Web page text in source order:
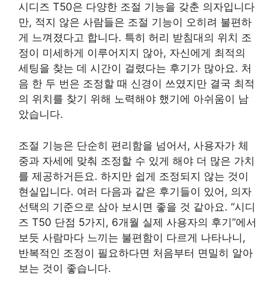
시디즈 T50은 다양한 조절 기능을 갖춘 의자입니다
만, 적지 않은 사람들은 조절 기능이 오히려 불편하
게 느껴졌다고 합니다. 특히 허리 받침대의 위치 조
정이 미세하게 이루어지지 않아, 자신에게 최적의
세팅을 찾는 데 시간이 걸렸다는 후기가 많아요. 처
음 한 두 번은 조정할 때 신경이 쓰였지만 결국 최적
의 위치를 찾기 위해 노력해야 했기에 아쉬움이 남
았습니다.
조절 기능은 단순히 편리함을 넘어서, 사용자가 체
중과 자세에 맞춰 조정할 수 있게 해야 더 많은 가치
를 제공하거든요. 하지만 쉽게 조정되지 않는 것이
현실입니다. 여러 다음과 같은 후기들이 있어, 의자
선택의 기준으로 삼아 보시면 좋을 것 같아요. “시디
즈 T50 단점 5가지, 6개월 실제 사용자의 후기”에서
보듯 사람마다 느끼는 불편함이 다르게 나타나니,
반복적인 조정이 필요하다면 처음부터 면밀히 알아
보는 것이 좋습니다.